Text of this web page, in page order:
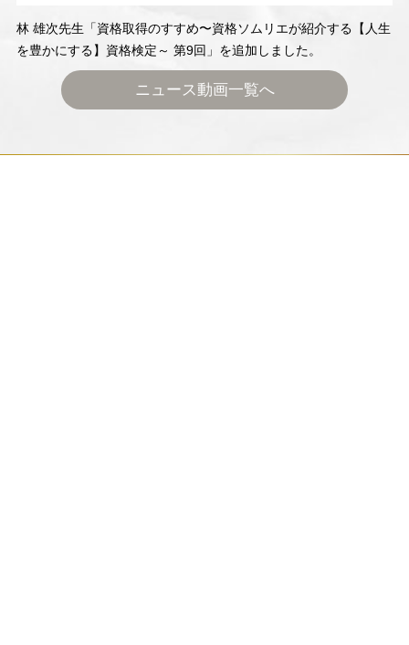
ニュース動画一覧へ
林 雄次先生「資格取得のすすめ〜資格ソムリエが紹介する【人生
を豊かにする】資格検定～ 第9回」を追加しました。